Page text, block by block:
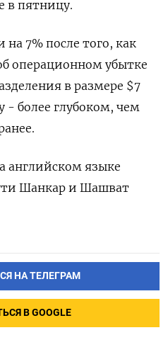
в пятницу.
7% после того, как
операционном убытке
в размере $7
- более глубоком, чем
английском языке
Шанкар и Шашват
НА ТЕЛЕГРАМ
В GOOGLE